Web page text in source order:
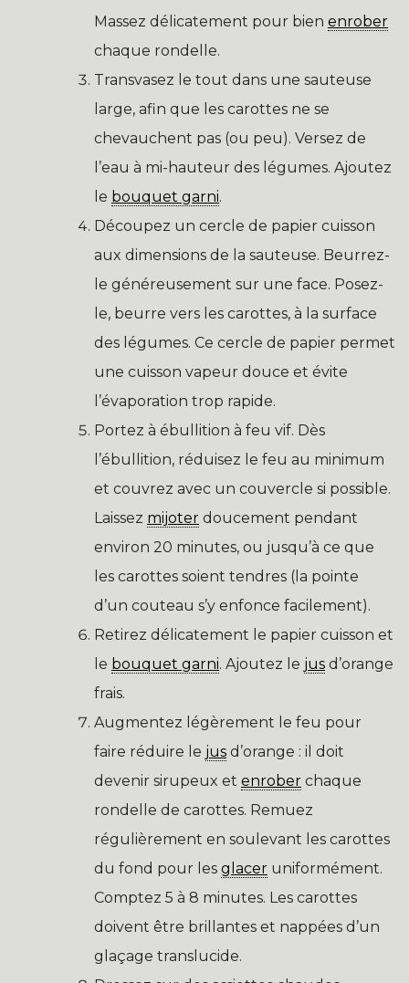
Massez délicatement pour bien enrober
chaque rondelle.
Transvasez le tout dans une sauteuse
large, afin que les carottes ne se
chevauchent pas (ou peu). Versez de
l’eau à mi-hauteur des légumes. Ajoutez
le bouquet garni.
Découpez un cercle de papier cuisson
aux dimensions de la sauteuse. Beurrez-
le généreusement sur une face. Posez-
le, beurre vers les carottes, à la surface
des légumes. Ce cercle de papier permet
une cuisson vapeur douce et évite
l’évaporation trop rapide.
Portez à ébullition à feu vif. Dès
l’ébullition, réduisez le feu au minimum
et couvrez avec un couvercle si possible.
Laissez mijoter doucement pendant
environ 20 minutes, ou jusqu’à ce que
les carottes soient tendres (la pointe
d’un couteau s’y enfonce facilement).
Retirez délicatement le papier cuisson et
le bouquet garni. Ajoutez le jus d’orange
frais.
Augmentez légèrement le feu pour
faire réduire le jus d’orange : il doit
devenir sirupeux et enrober chaque
rondelle de carottes. Remuez
régulièrement en soulevant les carottes
du fond pour les glacer uniformément.
Comptez 5 à 8 minutes. Les carottes
doivent être brillantes et nappées d’un
glaçage translucide.